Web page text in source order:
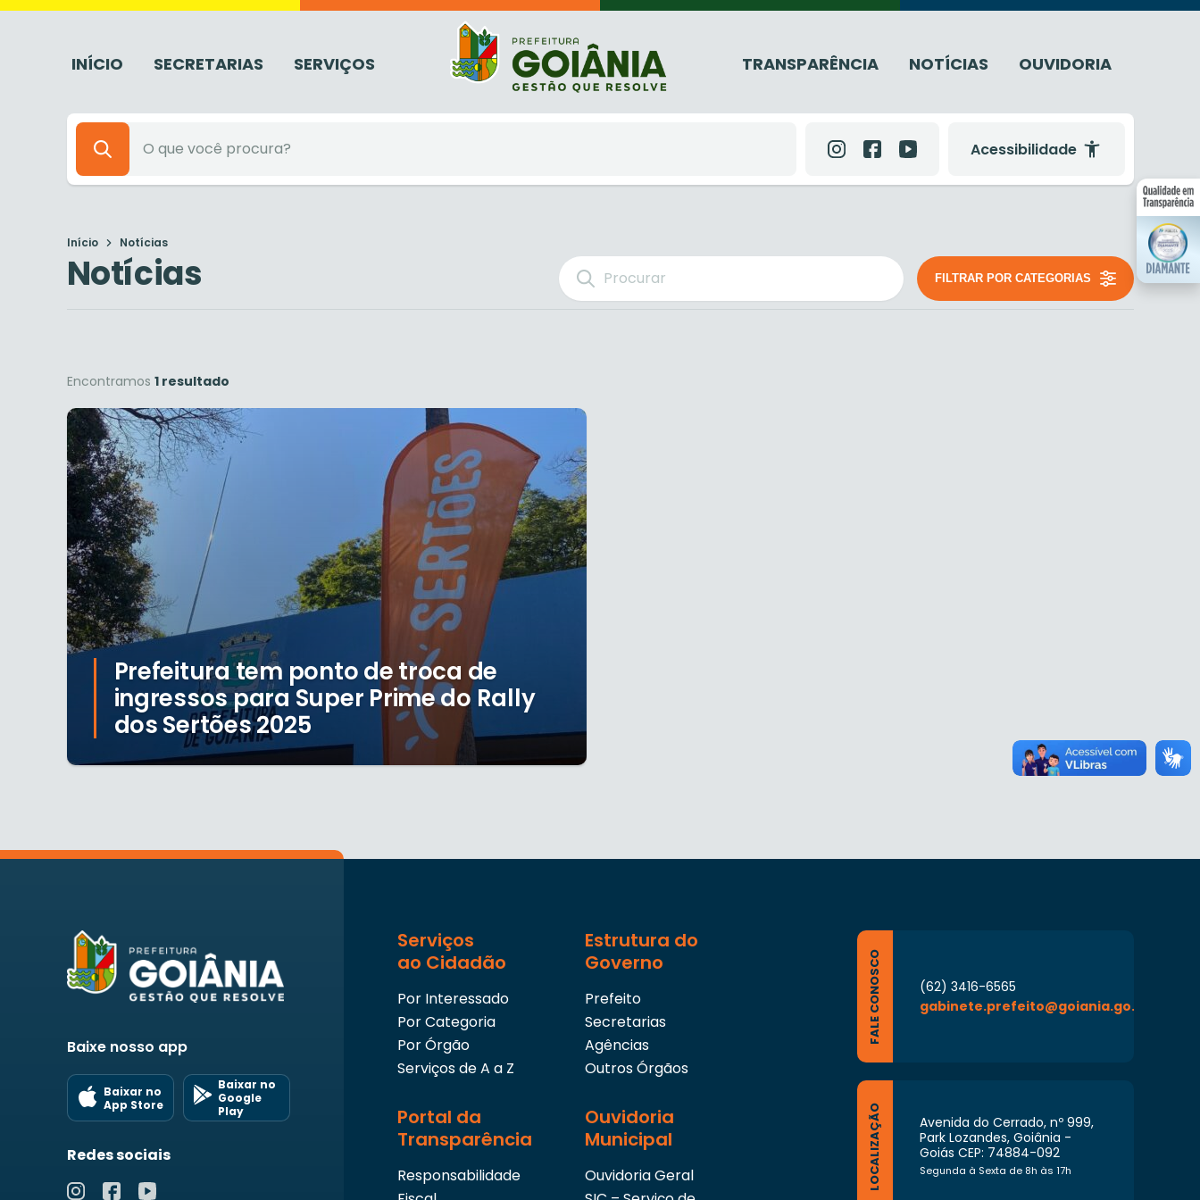
INÍCIO SECRETARIAS SERVIÇOS TRANSPARÊNCIA NOTÍCIAS OUVIDORIA
Acessibilidade
Início Notícias
Notícias FILTRAR POR CATEGORIAS
Encontramos 1 resultado
Prefeitura tem ponto de troca de
ingressos para Super Prime do Rally
dos Sertões 2025
Baixe nosso app
Baixar no
App Store
Baixar no
Google
Play
Redes sociais
Serviços
ao Cidadão
Por Interessado
Por Categoria
Por Órgão
Serviços de A a Z
Estrutura do
Governo
Prefeito
Secretarias
Agências
Outros Órgãos
Portal da
Transparência
Responsabilidade
Ouvidoria
Municipal
Ouvidoria Geral
FALE CONOSCO
(62) 3416-6565
gabinete.prefeito@goiania.go.gov.br
LOCALIZAÇÃO
Avenida do Cerrado, nº 999,
Park Lozandes, Goiânia -
Goiás CEP: 74884-092
Segunda à Sexta de 8h às 17h